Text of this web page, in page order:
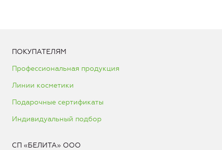
ПОКУПАТЕЛЯМ
Профессиональная продукция
Линии косметики
Подарочные сертификаты
Индивидуальный подбор
СП «БЕЛИТА» ООО